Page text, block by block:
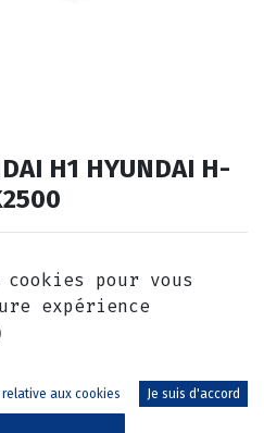
H1 HYUNDAI H-
pour vous
expérience
relative aux cookies Je suis d'accord